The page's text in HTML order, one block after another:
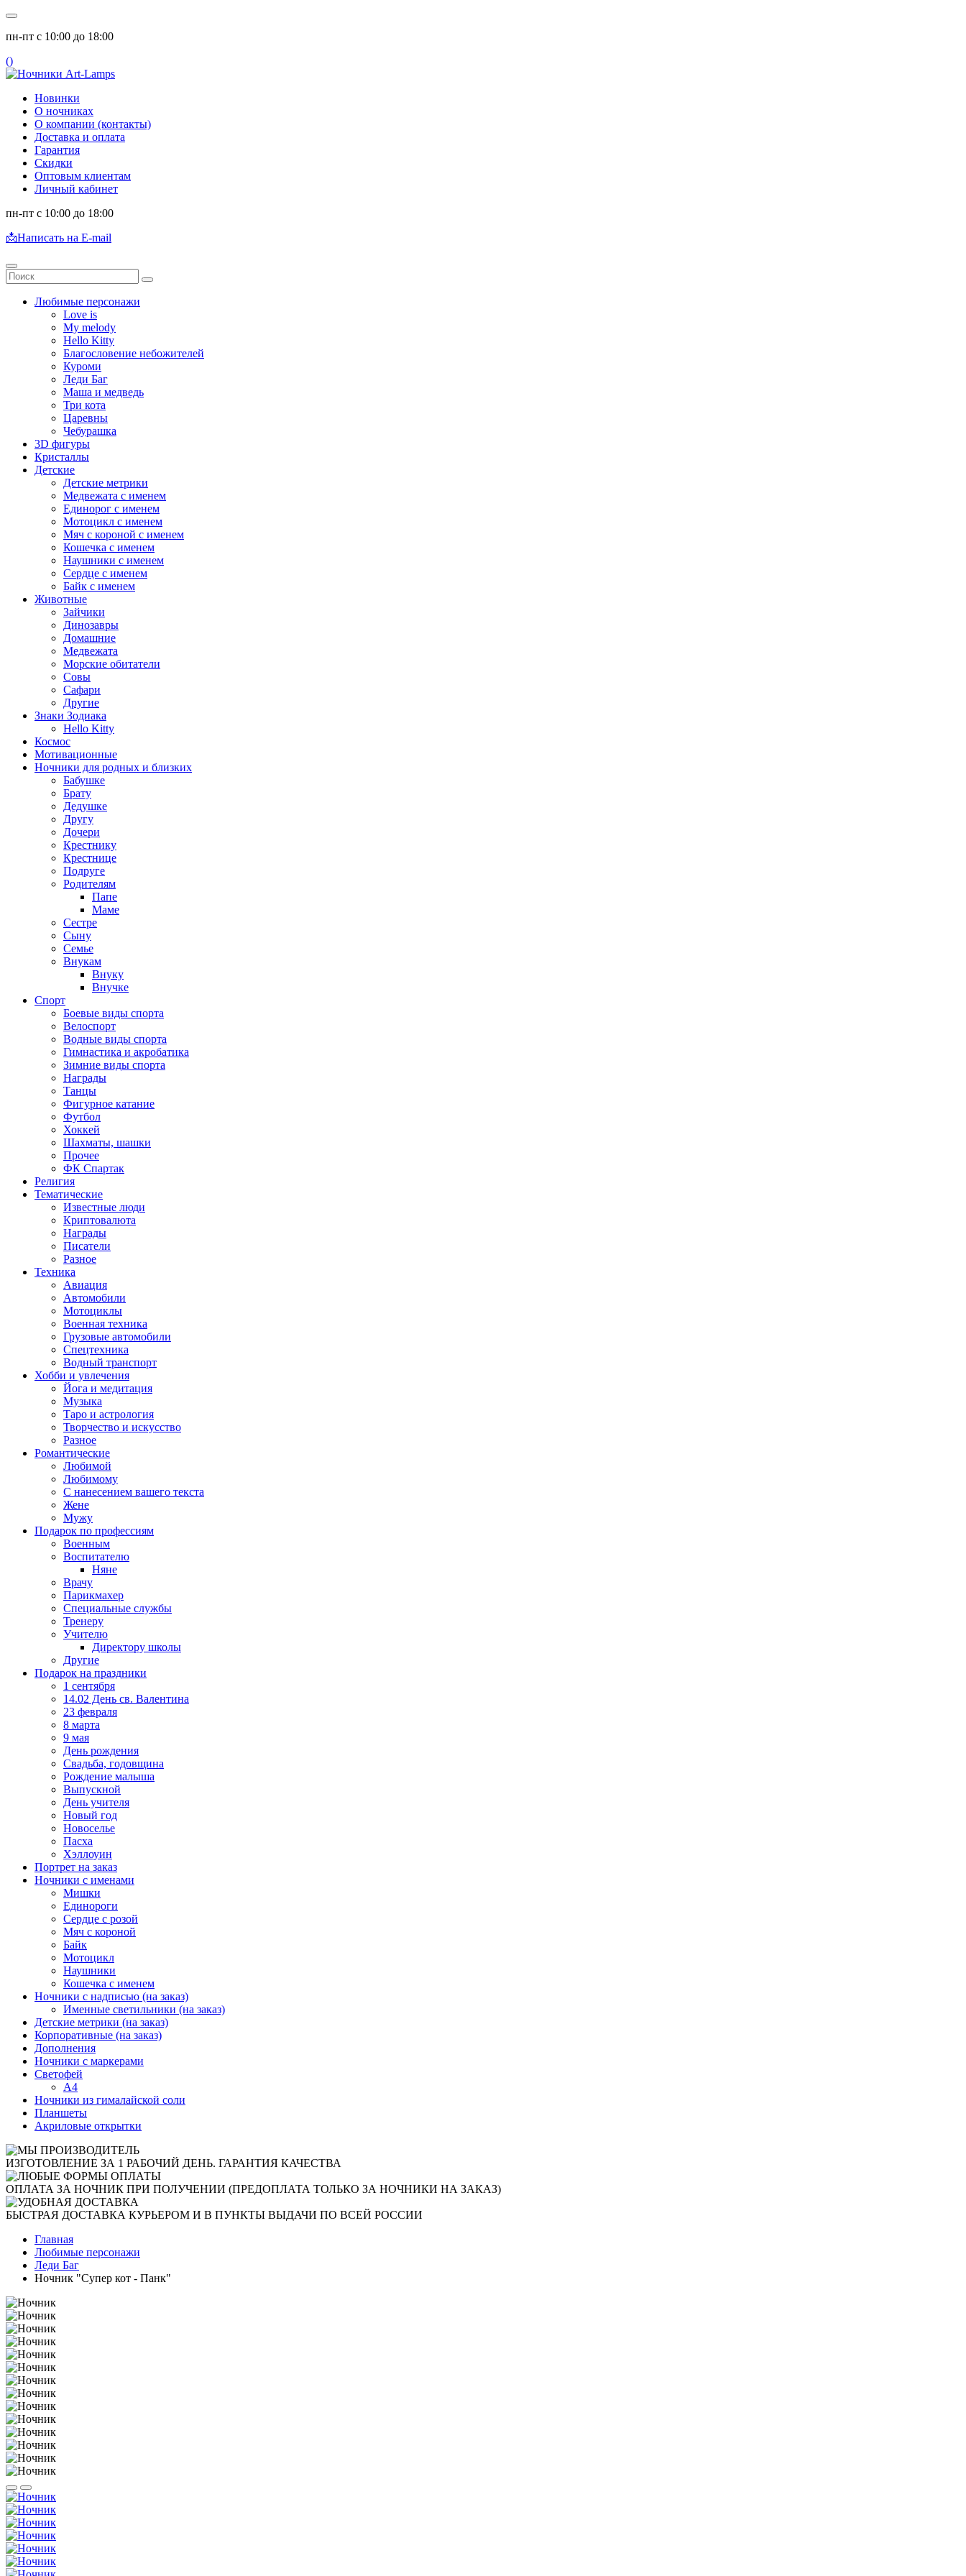
пн-пт с 10:00 до 18:00
()
Новинки
О ночниках
О компании (контакты)
Доставка и оплата
Гарантия
Скидки
Оптовым клиентам
Личный кабинет
пн-пт с 10:00 до 18:00
📩Написать на E-mail
Любимые персонажи
Love is
My melody
Hello Kitty
Благословение небожителей
Куроми
Леди Баг
Маша и медведь
Три кота
Царевны
Чебурашка
3D фигуры
Кристаллы
Детские
Детские метрики
Медвежата с именем
Единорог с именем
Мотоцикл с именем
Мяч с короной с именем
Кошечка с именем
Наушники с именем
Сердце с именем
Байк с именем
Животные
Зайчики
Динозавры
Домашние
Медвежата
Морские обитатели
Совы
Сафари
Другие
Знаки Зодиака
Hello Kitty
Космос
Мотивационные
Ночники для родных и близких
Бабушке
Брату
Дедушке
Другу
Дочери
Крестнику
Крестнице
Подруге
Родителям
Папе
Маме
Сестре
Сыну
Семье
Внукам
Внуку
Внучке
Спорт
Боевые виды спорта
Велоспорт
Водные виды спорта
Гимнастика и акробатика
Зимние виды спорта
Награды
Танцы
Фигурное катание
Футбол
Хоккей
Шахматы, шашки
Прочее
ФК Спартак
Религия
Тематические
Известные люди
Криптовалюта
Награды
Писатели
Разное
Техника
Авиация
Автомобили
Мотоциклы
Военная техника
Грузовые автомобили
Спецтехника
Водный транспорт
Хобби и увлечения
Йога и медитация
Музыка
Таро и астрология
Творчество и искусство
Разное
Романтические
Любимой
Любимому
С нанесением вашего текста
Жене
Мужу
Подарок по профессиям
Военным
Воспитателю
Няне
Врачу
Парикмахер
Специальные службы
Тренеру
Учителю
Директору школы
Другие
Подарок на праздники
1 сентября
14.02 День св. Валентина
23 февраля
8 марта
9 мая
День рождения
Свадьба, годовщина
Рождение малыша
Выпускной
День учителя
Новый год
Новоселье
Пасха
Хэллоуин
Портрет на заказ
Ночники с именами
Мишки
Единороги
Сердце с розой
Мяч с короной
Байк
Мотоцикл
Наушники
Кошечка с именем
Ночники с надписью (на заказ)
Именные светильники (на заказ)
Детские метрики (на заказ)
Корпоративные (на заказ)
Дополнения
Ночники с маркерами
Светофей
А4
Ночники из гималайской соли
Планшеты
Акриловые открытки
ИЗГОТОВЛЕНИЕ ЗА 1 РАБОЧИЙ ДЕНЬ. ГАРАНТИЯ КАЧЕСТВА
ОПЛАТА ЗА НОЧНИК ПРИ ПОЛУЧЕНИИ (ПРЕДОПЛАТА ТОЛЬКО ЗА НОЧНИКИ НА ЗАКАЗ)
БЫСТРАЯ ДОСТАВКА КУРЬЕРОМ И В ПУНКТЫ ВЫДАЧИ ПО ВСЕЙ РОССИИ
Главная
Любимые персонажи
Леди Баг
Ночник "Супер кот - Панк"